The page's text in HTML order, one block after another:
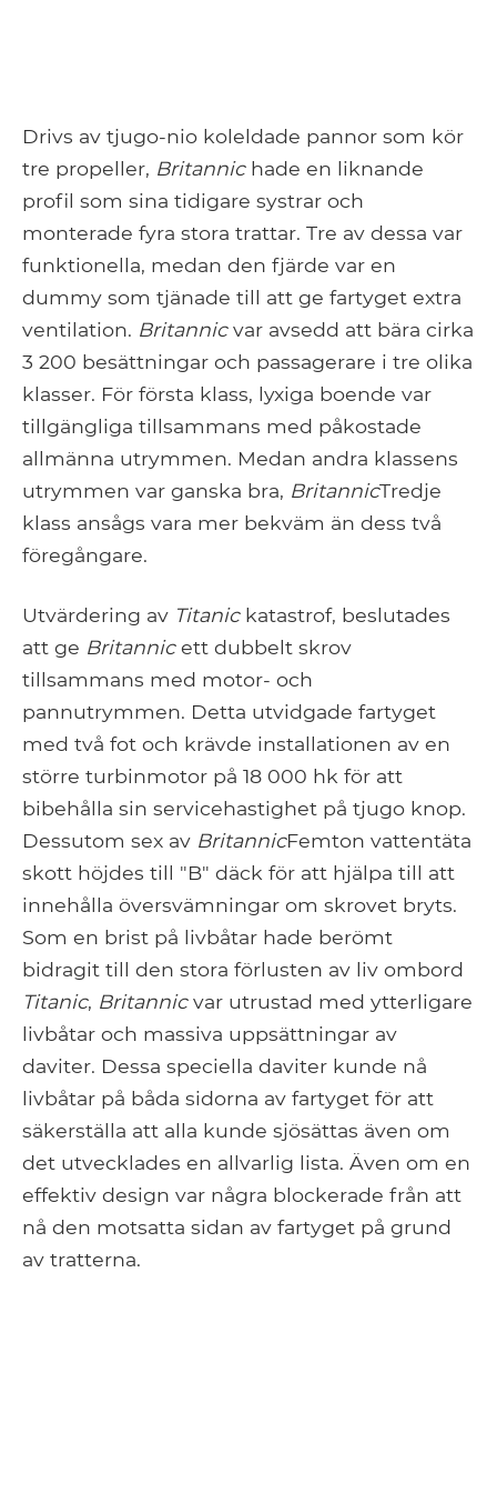
Drivs av tjugo-nio koleldade pannor som kör
tre propeller, Britannichade en liknande
profil som sina tidigare systrar och
monterade fyra stora trattar. Tre av dessa var
funktionella, medan den fjärde var en
dummy som tjänade till att ge fartyget extra
ventilation. Britannicvar avsedd att bära cirka
3 200 besättningar och passagerare i tre olika
klasser. För första klass, lyxiga boende var
tillgängliga tillsammans med påkostade
allmänna utrymmen. Medan andra klassens
utrymmen var ganska bra, BritannicTredje
klass ansågs vara mer bekväm än dess två
föregångare.
Utvärdering av Titanickatastrof, beslutades
att ge Britannicett dubbelt skrov
tillsammans med motor- och
pannutrymmen. Detta utvidgade fartyget
med två fot och krävde installationen av en
större turbinmotor på 18 000 hk för att
bibehålla sin servicehastighet på tjugo knop.
Dessutom sex av BritannicFemton vattentäta
skott höjdes till "B" däck för att hjälpa till att
innehålla översvämningar om skrovet bryts.
Som en brist på livbåtar hade berömt
bidragit till den stora förlusten av liv ombord
Titanic, Britannicvar utrustad med ytterligare
livbåtar och massiva uppsättningar av
daviter. Dessa speciella daviter kunde nå
livbåtar på båda sidorna av fartyget för att
säkerställa att alla kunde sjösättas även om
det utvecklades en allvarlig lista. Även om en
effektiv design var några blockerade från att
nå den motsatta sidan av fartyget på grund
av tratterna.